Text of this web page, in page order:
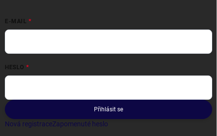
E-MAIL
HESLO
Přihlásit se
Nová registraceZapomenuté heslo